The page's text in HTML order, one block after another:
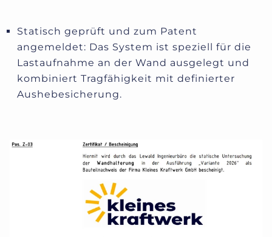
Statisch geprüft und zum Patent
angemeldet: Das System ist speziell für die
Lastaufnahme an der Wand ausgelegt und
kombiniert Tragfähigkeit mit definierter
Aushebesicherung.